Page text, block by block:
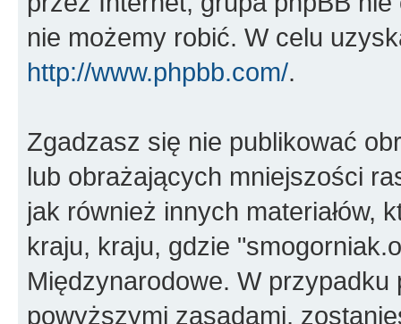
nie możemy robić. W celu
http://www.phpbb.com/.
Zgadzasz się nie publikować
lub obrażających mniejszości
jak również innych materiałów,
kraju, kraju, gdzie
Międzynarodowe. W
powyższymi zasadami,